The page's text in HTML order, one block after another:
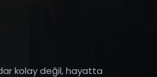
kolay değil, hayatta